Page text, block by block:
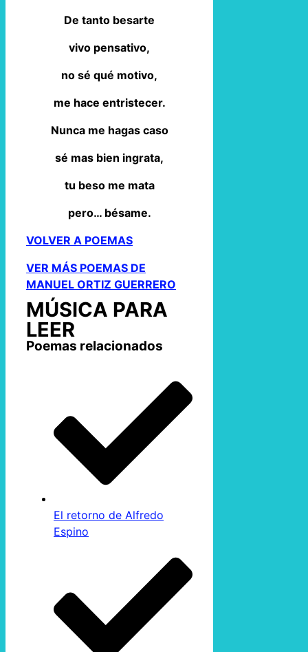
De tanto besarte
vivo pensativo,
no sé qué motivo,
me hace entristecer.
Nunca me hagas caso
sé mas bien ingrata,
tu beso me mata
pero… bésame.
VOLVER A POEMAS
VER MÁS POEMAS DE
MANUEL ORTIZ GUERRERO
MÚSICA PARA
LEER
Poemas relacionados
El retorno de Alfredo
Espino